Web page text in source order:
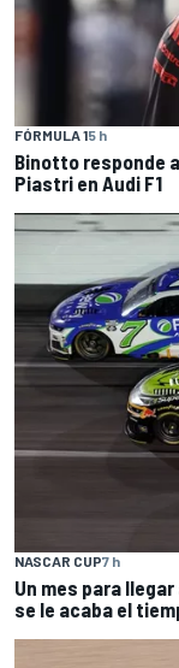
FÓRMULA 15 h
Binotto responde
Piastri en Audi F1
NASCAR CUP7 h
Un mes para
se le acaba el